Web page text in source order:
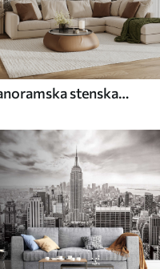
stenska